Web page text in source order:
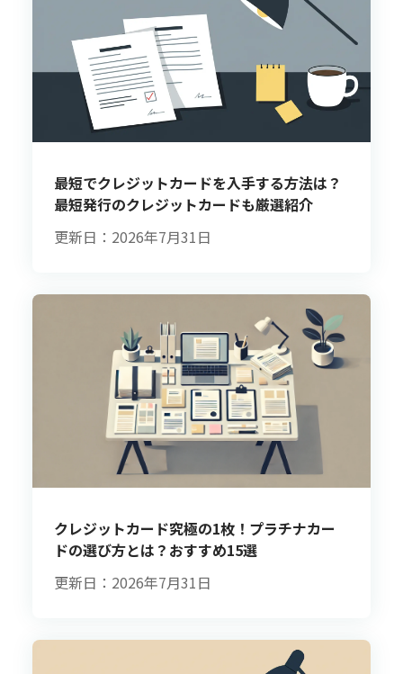
最短でクレジットカードを入手する方法は？
最短発行のクレジットカードも厳選紹介
更新日：2026年7月31日
クレジットカード究極の1枚！プラチナカー
ドの選び方とは？おすすめ15選
更新日：2026年7月31日